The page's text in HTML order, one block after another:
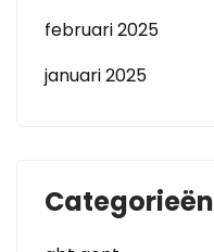
februari 2025
januari 2025
Categorieën